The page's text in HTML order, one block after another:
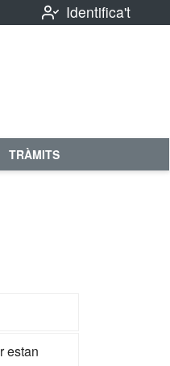
Identifica't
TRÀMITS
estan